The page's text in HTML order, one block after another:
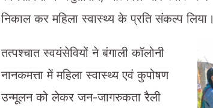
निकाल कर महिला स्वास्थ्य के प्रति संकल्प लिया।
तत्पश्चात स्वयंसेवियों ने बंगाली कॉलोनी
नानकमत्ता में महिला स्वास्थ्य एवं कुपोषण
उन्मूलन को लेकर जन-जागरुकता रैली